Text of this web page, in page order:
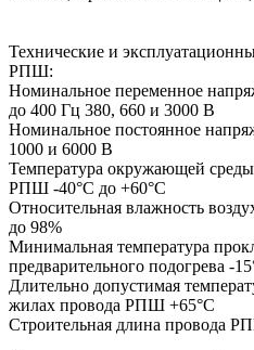
Технические и
РПШ:
Номинальное переменное
до 400 Гц 380, 660 и 3000 В
Номинальное постоянное
1000 и 6000 В
Температура окружающей
РПШ -40°С до +60°С
Относительная влажность
до 98%
Минимальная температура
предварительного подогрева -
Длительно допустимая
жилах провода РПШ +65°С
Строительная длина провода